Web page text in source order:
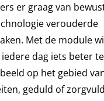
er graag van
verouderde
Met de module
dag iets beter
op het gebied
geduld of